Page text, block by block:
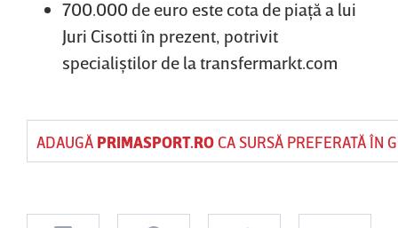
700.000 de euro este cota de piaţă a lui
Juri Cisotti în prezent, potrivit
specialiştilor de la transfermarkt.com
ADAUGĂ PRIMASPORT.ROCA SURSĂ PREFERATĂ ÎN